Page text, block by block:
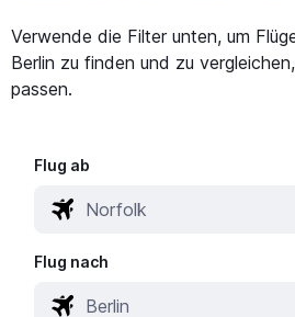
Verwende die Filter unten, um
Berlin zu finden und zu
passen.
Flug ab
Flug nach